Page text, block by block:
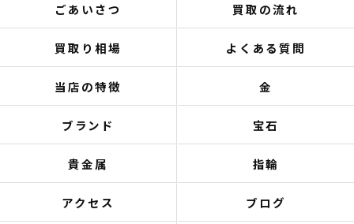
ごあいさつ 買取の流れ
買取り相場 よくある質問
当店の特徴 金
ブランド 宝石
貴金属 指輪
アクセス ブログ